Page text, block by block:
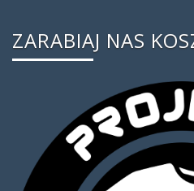
ZARABIAJ NAS